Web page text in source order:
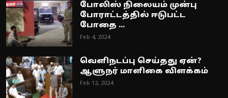
போலிஸ் நிலையம் முன்பு
போராட்டத்தில் ஈடுபட்ட
போதை ...
Feb 4, 2024
வெளிநடப்பு செய்தது ஏன்?
ஆளுநர் மாளிகை விளக்கம்
Feb 12, 2024